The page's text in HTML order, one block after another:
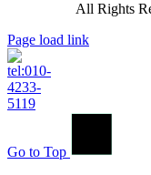
All Rights
Page load link
Go to Top